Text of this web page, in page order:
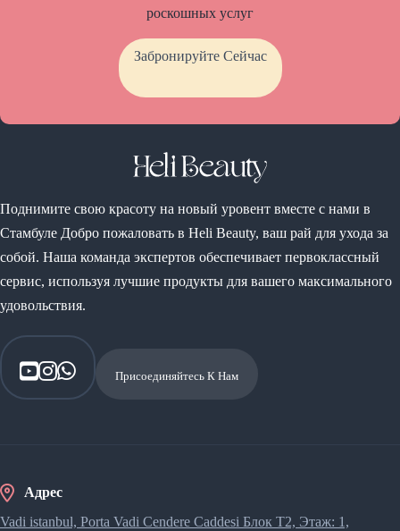
роскошных услуг
Забронируйте Сейчас
Поднимите свою красоту на новый уровент вместе с нами в
Стамбуле Добро пожаловать в Heli Beauty, ваш рай для ухода за
собой. Наша команда экспертов обеспечивает первоклассный
сервис, используя лучшие продукты для вашего максимального
удовольствия.
Присоединяйтесь К Нам
Адрес
Vadi istanbul, Porta Vadi Cendere Caddesi​ Блок T2, Этаж: 1,